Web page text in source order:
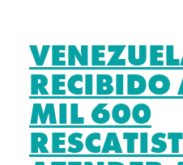
RECIBIDO
MIL 600